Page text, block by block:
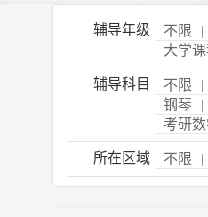
辅导年级 不限 |
大学
辅导科目 不限 |
钢琴
|
考研
所在区域 不限 |